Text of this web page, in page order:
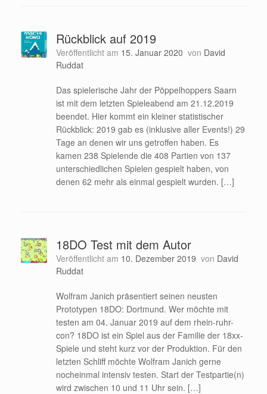
Rückblick auf 2019
Veröffentlicht am 15. Januar 2020 von David
Ruddat
Das spielerische Jahr der Pöppelhoppers Saarn
ist mit dem letzten Spieleabend am 21.12.2019
beendet. Hier kommt ein kleiner statistischer
Rückblick: 2019 gab es (inklusive aller Events!) 29
Tage an denen wir uns getroffen haben. Es
kamen 238 Spielende die 408 Partien von 137
unterschiedlichen Spielen gespielt haben, von
denen 62 mehr als einmal gespielt wurden. […]
18DO Test mit dem Autor
Veröffentlicht am 10. Dezember 2019 von David
Ruddat
Wolfram Janich präsentiert seinen neusten
Prototypen 18DO: Dortmund. Wer möchte mit
testen am 04. Januar 2019 auf dem rhein-ruhr-
con? 18DO ist ein Spiel aus der Familie der 18xx-
Spiele und steht kurz vor der Produktion. Für den
letzten Schliff möchte Wolfram Janich gerne
nocheinmal intensiv testen. Start der Testpartie(n)
wird zwischen 10 und 11 Uhr sein. […]